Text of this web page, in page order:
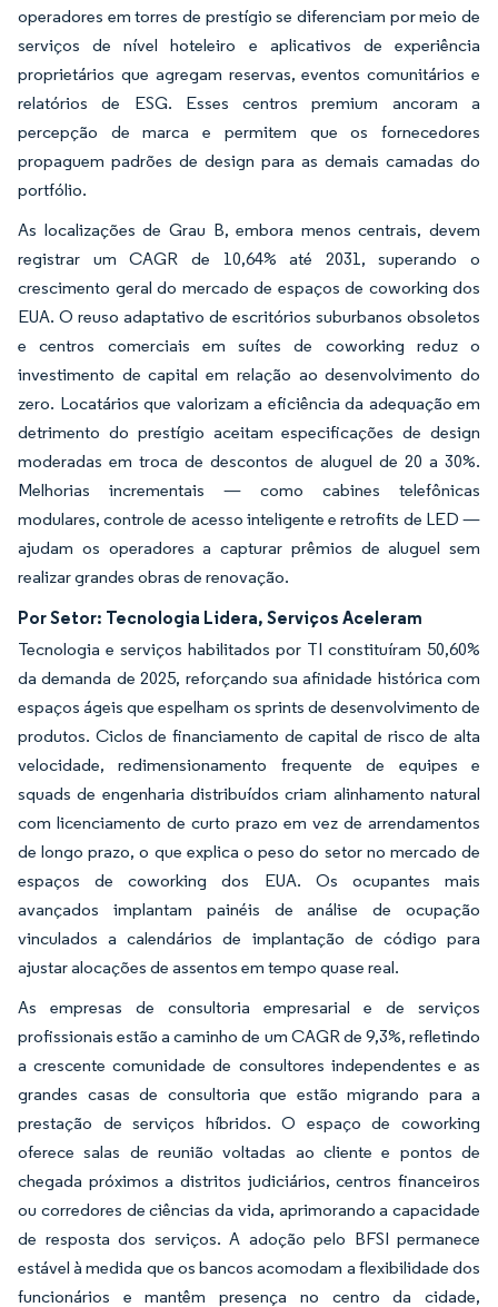
operadores em torres de prestígio se diferenciam por meio de
serviços de nível hoteleiro e aplicativos de experiência
proprietários que agregam reservas, eventos comunitários e
relatórios de ESG. Esses centros premium ancoram a
percepção de marca e permitem que os fornecedores
propaguem padrões de design para as demais camadas do
portfólio.
As localizações de Grau B, embora menos centrais, devem
registrar um CAGR de 10,64% até 2031, superando o
crescimento geral do mercado de espaços de coworking dos
EUA. O reuso adaptativo de escritórios suburbanos obsoletos
e centros comerciais em suítes de coworking reduz o
investimento de capital em relação ao desenvolvimento do
zero. Locatários que valorizam a eficiência da adequação em
detrimento do prestígio aceitam especificações de design
moderadas em troca de descontos de aluguel de 20 a 30%.
Melhorias incrementais — como cabines telefônicas
modulares, controle de acesso inteligente e retrofits de LED —
ajudam os operadores a capturar prêmios de aluguel sem
realizar grandes obras de renovação.
Por Setor: Tecnologia Lidera, Serviços Aceleram
Tecnologia e serviços habilitados por TI constituíram 50,60%
da demanda de 2025, reforçando sua afinidade histórica com
espaços ágeis que espelham os sprints de desenvolvimento de
produtos. Ciclos de financiamento de capital de risco de alta
velocidade, redimensionamento frequente de equipes e
squads de engenharia distribuídos criam alinhamento natural
com licenciamento de curto prazo em vez de arrendamentos
de longo prazo, o que explica o peso do setor no mercado de
espaços de coworking dos EUA. Os ocupantes mais
avançados implantam painéis de análise de ocupação
vinculados a calendários de implantação de código para
ajustar alocações de assentos em tempo quase real.
As empresas de consultoria empresarial e de serviços
profissionais estão a caminho de um CAGR de 9,3%, refletindo
a crescente comunidade de consultores independentes e as
grandes casas de consultoria que estão migrando para a
prestação de serviços híbridos. O espaço de coworking
oferece salas de reunião voltadas ao cliente e pontos de
chegada próximos a distritos judiciários, centros financeiros
ou corredores de ciências da vida, aprimorando a capacidade
de resposta dos serviços. A adoção pelo BFSI permanece
estável à medida que os bancos acomodam a flexibilidade dos
funcionários e mantêm presença no centro da cidade,